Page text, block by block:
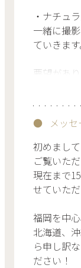
・ナチュ
一緒に撮
ていきます
要望があ
メッセ
初めまし
ご覧いた
現在まで
せていた
福岡を中
北海道、
ら申し訳
ださい！